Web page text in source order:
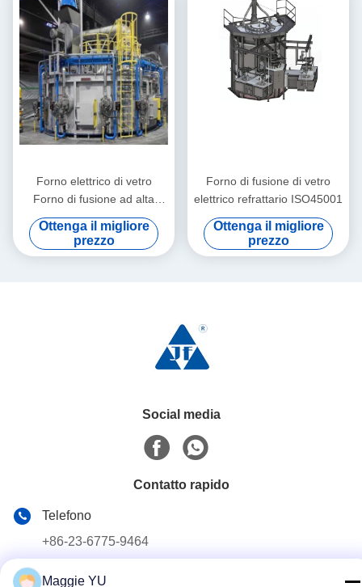
Forno elettrico di vetro
Forno di fusione ad alta
efficienza di vetro
borosilicato
Ottenga il migliore
prezzo
Forno di fusione di vetro
elettrico refrattario ISO45001
Ottenga il migliore
prezzo
Social media
Contatto rapido
Telefono
+86-23-6775-9464
E-mail
Maggie YU